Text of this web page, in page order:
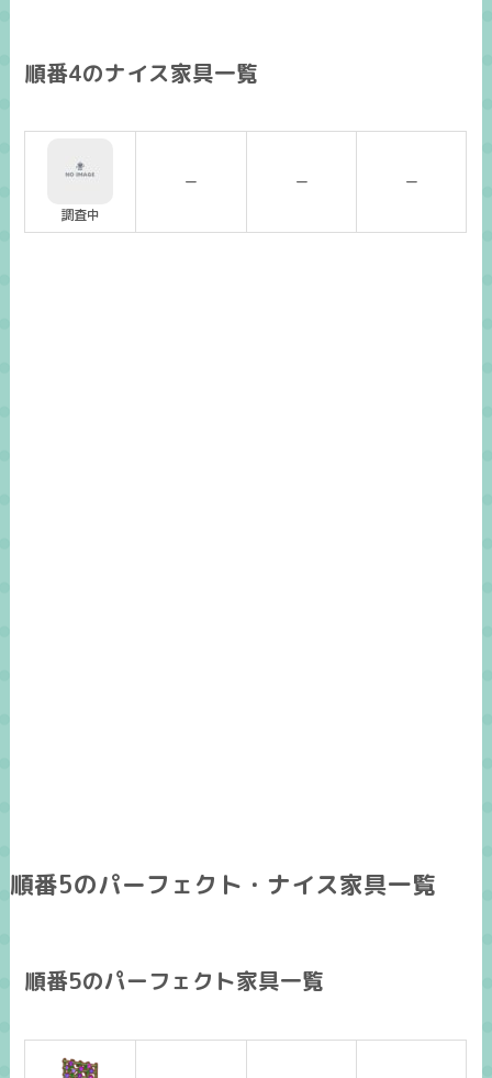
順番4のナイス家具一覧
調査中
ー ー ー
順番5のパーフェクト・ナイス家具一覧
順番5のパーフェクト家具一覧